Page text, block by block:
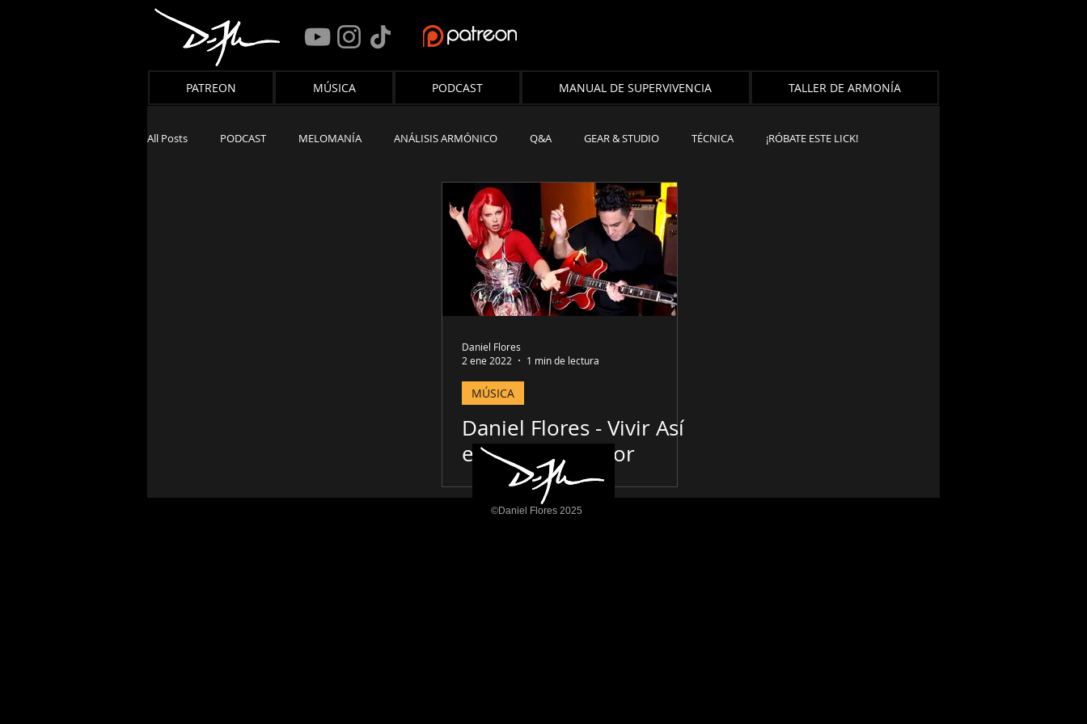
PATREON MÚSICA PODCAST MANUAL DE SUPERVIVENCIA TALLER DE ARMONÍA
All Posts PODCAST MELOMANÍA ANÁLISIS ARMÓNICO Q&A GEAR & STUDIO TÉCNICA ¡RÓBATE ESTE LICK!
TALLER DE ARMONÍA
Daniel Flores
2 ene 2022
1 min de lectura
MÚSICA
Daniel Flores - Vivir Así
es Morir de Amor
(Camilo Sesto / Nathy
Peluso Cover)
©Daniel Flores 2025